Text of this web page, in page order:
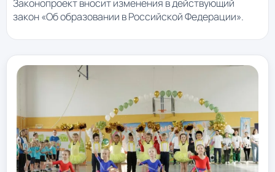
Законопроект вносит изменения в действующий
закон «Об образовании в Российской Федерации».